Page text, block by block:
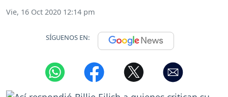
Vie, 16 Oct 2020 12:14 pm
SÍGUENOS EN: